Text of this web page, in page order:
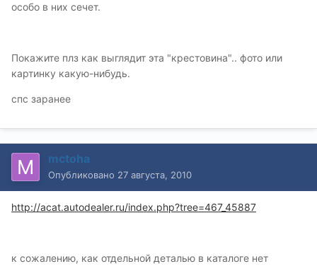
особо в них сечет.
Покажите плз как выглядит эта "крестовина".. фото или
картинку какую-нибудь.
спс заранее
mctoha
Опубликовано 27 августа, 2010
http://acat.autodealer.ru/index.php?tree=467_45887
к сожалению, как отдельной деталью в каталоге нет